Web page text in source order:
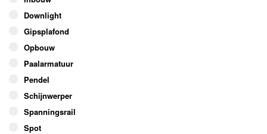
Downlight
Gipsplafond
Opbouw
Paalarmatuur
Pendel
Schijnwerper
Spanningsrail
Spot